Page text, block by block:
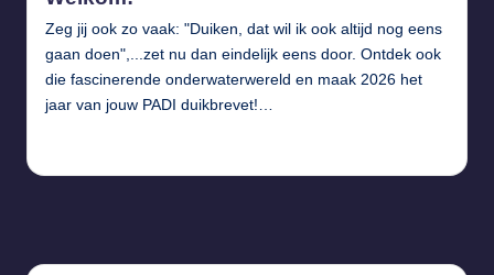
Zeg jij ook zo vaak: "Duiken, dat wil ik ook altijd nog eens
gaan doen",...zet nu dan eindelijk eens door. Ontdek ook
die fascinerende onderwaterwereld en maak 2026 het
jaar van jouw PADI duikbrevet!…